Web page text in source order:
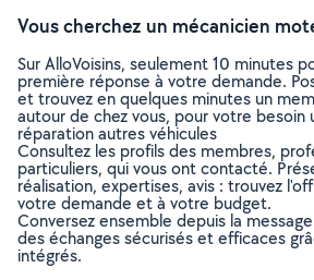
Vous cherchez un mécanicien
Sur AlloVoisins, seulement 10 minutes
première réponse à votre demande.
et trouvez en quelques minutes un
autour de chez vous, pour votre
réparation autres véhicules
Consultez les profils des membres,
particuliers, qui vous ont contacté.
réalisation, expertises, avis : trouvez
votre demande et à votre budget.
Conversez ensemble depuis la
des échanges sécurisés et efficaces
intégrés.